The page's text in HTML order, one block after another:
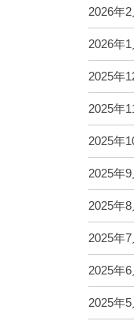
2026年2
2026年1
2025年
2025年
2025年
2025年9
2025年8
2025年7
2025年6
2025年5